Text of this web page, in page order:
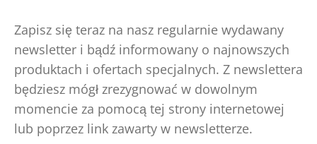
Zapisz się teraz na nasz regularnie wydawany
newsletter i bądź informowany o najnowszych
produktach i ofertach specjalnych. Z newslettera
będziesz mógł zrezygnować w dowolnym
momencie za pomocą tej strony internetowej
lub poprzez link zawarty w newsletterze.